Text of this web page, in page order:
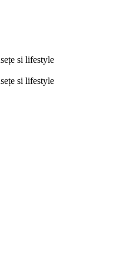
si lifestyle
si lifestyle